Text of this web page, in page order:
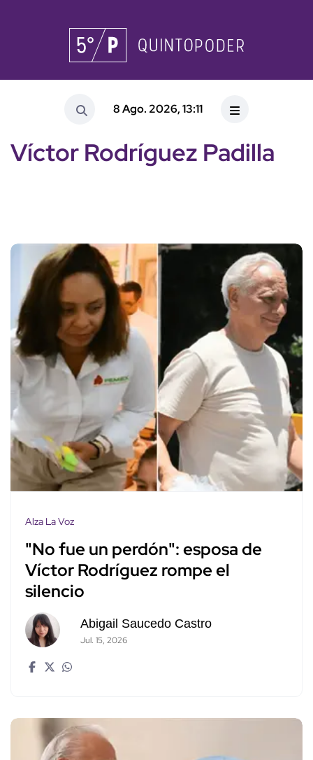
8 Ago. 2026, 13:11
Víctor Rodríguez Padilla
Alza La Voz
"No fue un perdón": esposa de
Víctor Rodríguez rompe el
silencio
Abigail Saucedo Castro
Jul. 15, 2026